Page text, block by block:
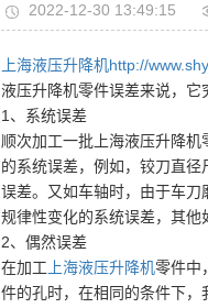
2022-12-30 13:49:15
上海液压升降机http://
液压升降机零件误差来说，它
1、系统误差
顺次加工一批上海液压升降
的系统误差，例如，铰刀直
误差。又如车轴时，由于车
规律性变化的系统误差，其他
2、偶然误差
在加工 上海液压升降机零件中
件的孔时，在相同的条件下，